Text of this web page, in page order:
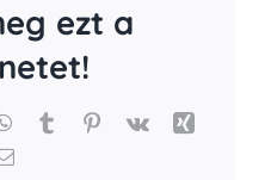
ezt a
WhatsApp
TumblrPinterest
Vk
Xing
Email